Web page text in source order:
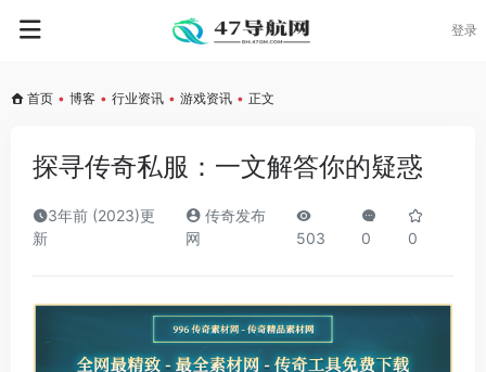
登录
首页 • 博客 • 行业资讯 • 游戏资讯 • 正文
探寻传奇私服：一文解答你的疑惑
3年前 (2023)更
新
传奇发布
网
503 0 0